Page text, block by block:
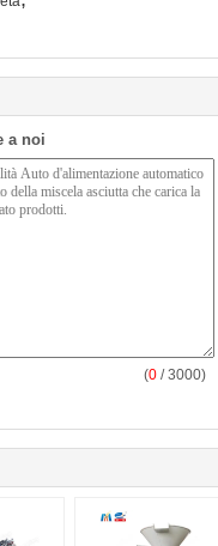
a noi
(0 / 3000)